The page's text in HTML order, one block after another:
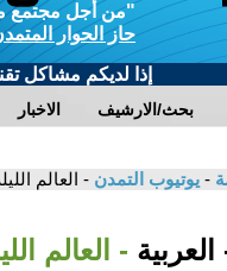
"من أجل مجتمع
حاز الحوار
إذا لديكم مشاكل
الاخبار بحث/الارشيف
- يوتيوب التمدن - العالم
العربية - العالم